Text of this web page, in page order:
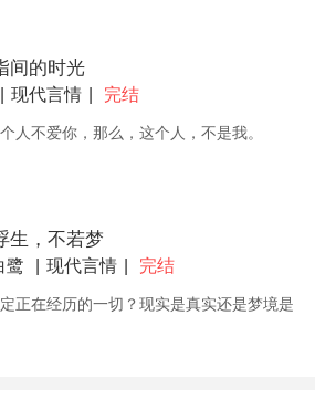
间的时光
现代言情 完结
人不爱你，那么，这个人，不是我。
生，不若梦
鹭 现代言情 完结
正在经历的一切？现实是真实还是梦境是